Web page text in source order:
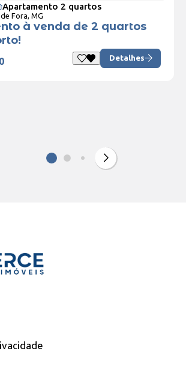
Apartamento 2 quartos
Fora, MG
à venda de 2 quartos
Detalhes